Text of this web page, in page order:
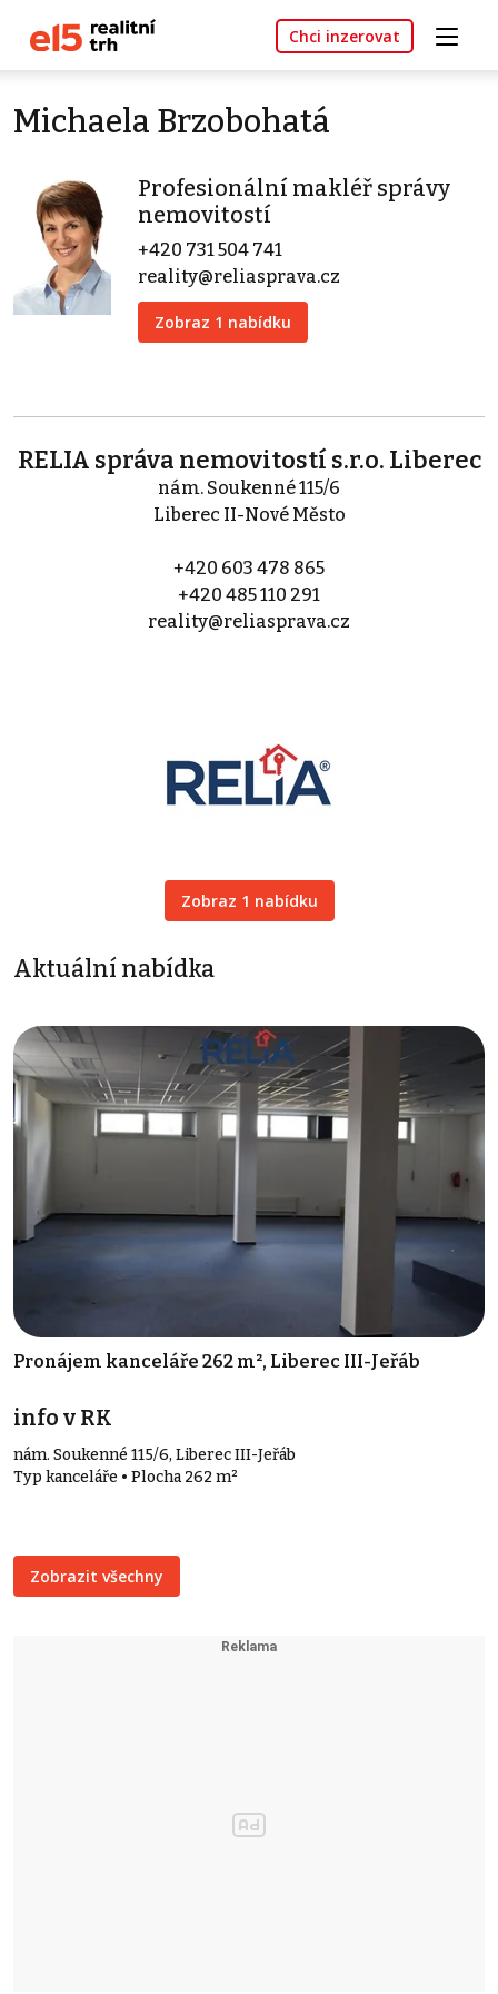
Chci inzerovat
Michaela Brzobohatá
Profesionální makléř správy
nemovitostí
+420 731 504 741
reality@reliasprava.cz
Zobraz 1 nabídku
RELIA správa nemovitostí s.r.o. Liberec
nám. Soukenné 115/6
Liberec II-Nové Město
+420 603 478 865
+420 485 110 291
reality@reliasprava.cz
Zobraz 1 nabídku
Aktuální nabídka
Pronájem kanceláře 262 m², Liberec III-Jeřáb
info v RK
nám. Soukenné 115/6, Liberec III-Jeřáb
Typ kanceláře • Plocha 262 m²
Zobrazit všechny